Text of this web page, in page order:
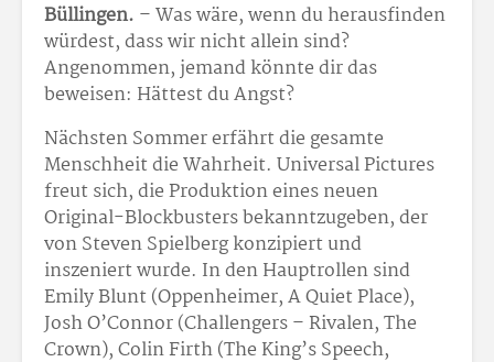
Büllingen. – Was wäre, wenn du herausfinden
würdest, dass wir nicht allein sind?
Angenommen, jemand könnte dir das
beweisen: Hättest du Angst?
Nächsten Sommer erfährt die gesamte
Menschheit die Wahrheit. Universal Pictures
freut sich, die Produktion eines neuen
Original-Blockbusters bekanntzugeben, der
von Steven Spielberg konzipiert und
inszeniert wurde. In den Hauptrollen sind
Emily Blunt (Oppenheimer, A Quiet Place),
Josh O’Connor (Challengers – Rivalen, The
Crown), Colin Firth (The King’s Speech,